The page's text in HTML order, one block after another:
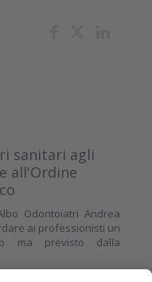
sanitari agli
all'Ordine
Odontoiatri Andrea
ai professionisti un
ma previsto dalla